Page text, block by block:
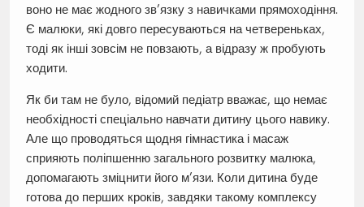
воно не має жодного зв’язку з навичками прямоходіння.
Є малюки, які довго пересуваються на четвереньках,
тоді як інші зовсім не повзають, а відразу ж пробують
ходити.
Як би там не було, відомий педіатр вважає, що немає
необхідності спеціально навчати дитину цього навику.
Але що проводяться щодня гімнастика і масаж
сприяють поліпшенню загального розвитку малюка,
допомагають зміцнити його м’язи. Коли дитина буде
готова до перших кроків, завдяки такому комплексу